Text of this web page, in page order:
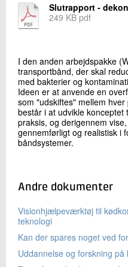
+45 72 20 26 67
Send e-mail
Skriv til mig
Slutrapport -
249 KB pdf
I den anden arbejdspakke
transportbånd, der skal
med bakterier og
Ideen er at anvende en
som "udskiftes" mellem
består i at udvikle
praksis, og derigennem
gennemførligt og realistisk i
båndsystemer.
Andre dokumenter
Visionhjælpeværktøj til
teknologi
Kan der spares noget ved
Uddannelse og forskning på